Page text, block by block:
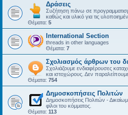
Δράσεις
Συζήτηση πάνω σε
καθώς και υλικό για τις
Θέματα: 5
International Section
threads in other languages
Θέματα: 7
Σχολιασμός άρθρων του
Σχολιάζουμε ενδιαφέρουσες
και ιστοχώρους. Δεν
Θέματα: 754
Δημοσκοπήσεις Πολιτών
Δημοσκοπήσεις Πολιτών -
φίλοι του κόμματος.
Θέματα: 113